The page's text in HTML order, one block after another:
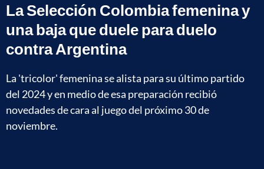
La Selección Colombia femenina y
una baja que duele para duelo
contra Argentina
La 'tricolor' femenina se alista para su último partido
del 2024 y en medio de esa preparación recibió
novedades de cara al juego del próximo 30 de
noviembre.